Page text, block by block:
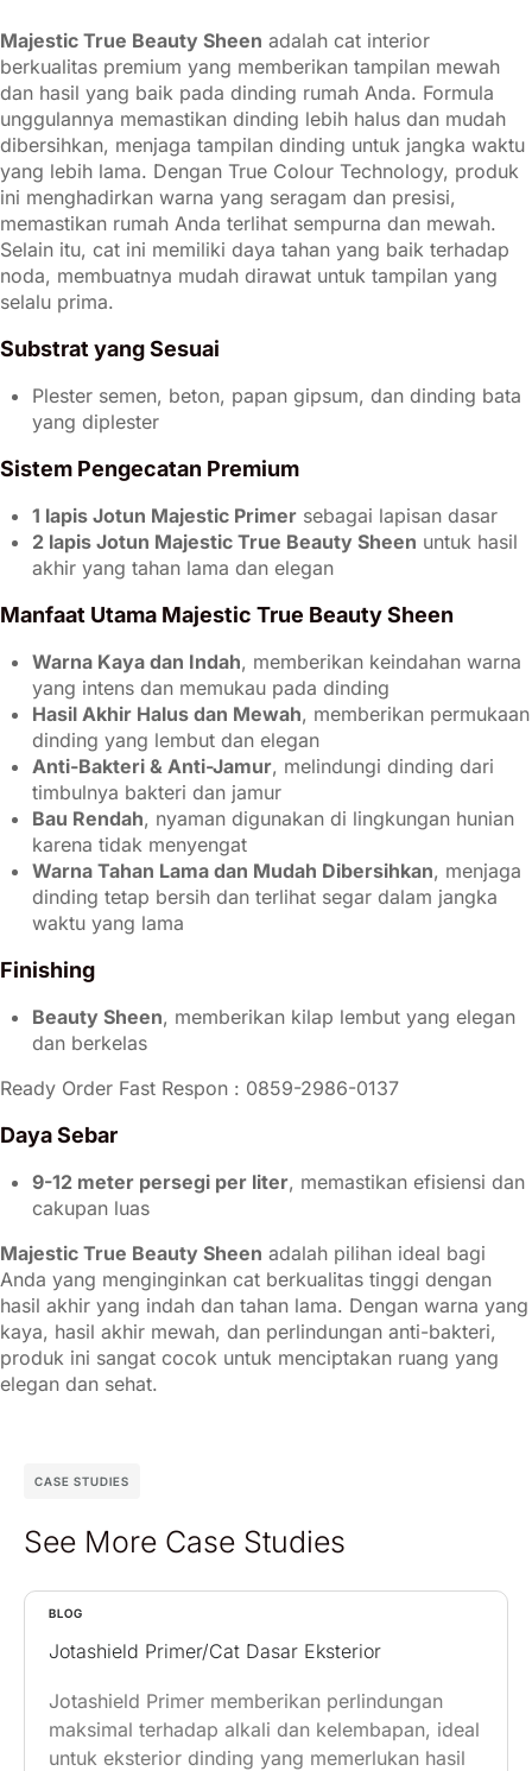
Majestic True Beauty Sheen adalah cat interior
berkualitas premium yang memberikan tampilan mewah
dan hasil yang baik pada dinding rumah Anda. Formula
unggulannya memastikan dinding lebih halus dan mudah
dibersihkan, menjaga tampilan dinding untuk jangka waktu
yang lebih lama. Dengan True Colour Technology, produk
ini menghadirkan warna yang seragam dan presisi,
memastikan rumah Anda terlihat sempurna dan mewah.
Selain itu, cat ini memiliki daya tahan yang baik terhadap
noda, membuatnya mudah dirawat untuk tampilan yang
selalu prima.
Substrat yang Sesuai
Plester semen, beton, papan gipsum, dan dinding bata
yang diplester
Sistem Pengecatan Premium
1 lapis Jotun Majestic Primer sebagai lapisan dasar
2 lapis Jotun Majestic True Beauty Sheen untuk hasil
akhir yang tahan lama dan elegan
Manfaat Utama Majestic True Beauty Sheen
Warna Kaya dan Indah, memberikan keindahan warna
yang intens dan memukau pada dinding
Hasil Akhir Halus dan Mewah, memberikan permukaan
dinding yang lembut dan elegan
Anti-Bakteri & Anti-Jamur, melindungi dinding dari
timbulnya bakteri dan jamur
Bau Rendah, nyaman digunakan di lingkungan hunian
karena tidak menyengat
Warna Tahan Lama dan Mudah Dibersihkan, menjaga
dinding tetap bersih dan terlihat segar dalam jangka
waktu yang lama
Finishing
Beauty Sheen, memberikan kilap lembut yang elegan
dan berkelas
Ready Order Fast Respon : 0859-2986-0137
Daya Sebar
9-12 meter persegi per liter, memastikan efisiensi dan
cakupan luas
Majestic True Beauty Sheen adalah pilihan ideal bagi
Anda yang menginginkan cat berkualitas tinggi dengan
hasil akhir yang indah dan tahan lama. Dengan warna yang
kaya, hasil akhir mewah, dan perlindungan anti-bakteri,
produk ini sangat cocok untuk menciptakan ruang yang
elegan dan sehat.
CASE STUDIES
See More Case Studies
BLOG
Jotashield Primer/Cat Dasar Eksterior
Jotashield Primer memberikan perlindungan
maksimal terhadap alkali dan kelembapan, ideal
untuk eksterior dinding yang memerlukan hasil